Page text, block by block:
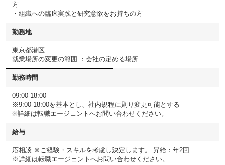
方
・組織への臨床実践と研究意欲をお持ちの方
勤務地
東京都港区
就業場所の変更の範囲 ：会社の定める場所
勤務時間
09:00-18:00
※9:00-18:00を基本とし、社内規程に則り変更可能とする
※詳細は転職エージェントへお問い合わせください。
給与
応相談 ※ご経験・スキルを考慮し決定します。 昇給：年2回
※詳細は転職エージェントへお問い合わせください。